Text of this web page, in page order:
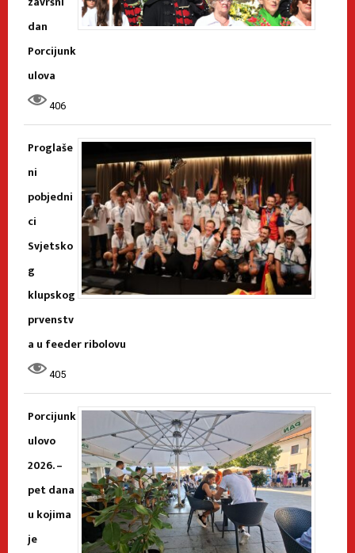
dan
Porcijunk
ulova
406
Proglaše
ni
pobjedni
ci
Svjetsko
g
klupskog
prvenstv
a u feeder ribolovu
405
Porcijunk
ulovo
2026. –
pet dana
u kojima
je